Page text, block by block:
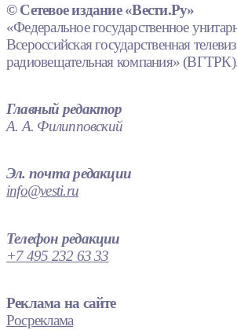
© Сетевое издание «Вести.Ру»
«Федеральное государственное
Всероссийская государственная
радиовещательная компания»
Главный редактор
А. А. Филипповский
Эл. почта редакции
info@vesti.ru
Телефон редакции
+7 495 232 63 33
Реклама на сайте
Росреклама